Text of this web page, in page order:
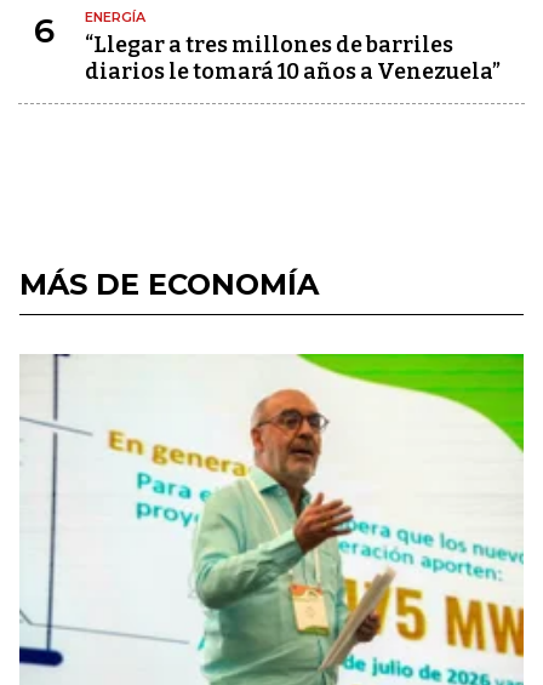
6 ENERGÍA
“Llegar a tres millones de barriles
diarios le tomará 10 años a Venezuela”
MÁS DE ECONOMÍA